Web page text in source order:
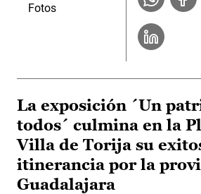
Fotos
La exposición ´Un
todos´ culmina en la
Villa de Torija su
itinerancia por la
Guadalajara